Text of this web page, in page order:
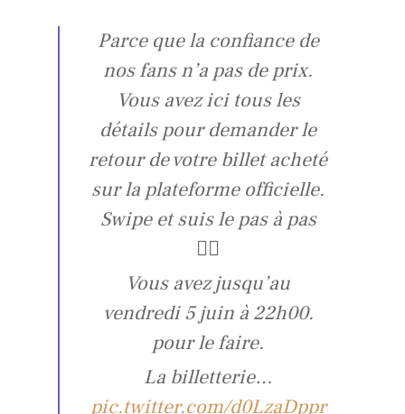
Parce que la confiance de
nos fans n’a pas de prix.
Vous avez ici tous les
détails pour demander le
retour de votre billet acheté
sur la plateforme officielle.
Swipe et suis le pas à pas
👆🏼
Vous avez jusqu’au
vendredi 5 juin à 22h00.
pour le faire.
La billetterie…
pic.twitter.com/d0LzaDppr